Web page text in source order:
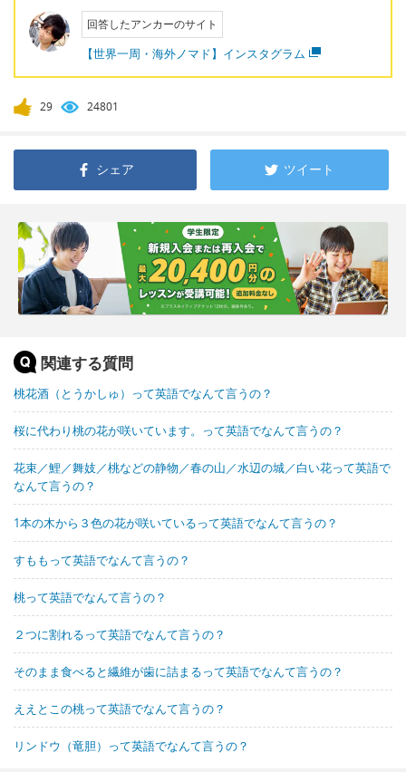
回答したアンカーのサイト
【世界一周・海外ノマド】インスタグラム
29 24801
シェア ツイート
関連する質問
桃花酒（とうかしゅ）って英語でなんて言うの？
桜に代わり桃の花が咲いています。って英語でなんて言うの？
花束／鯉／舞妓／桃などの静物／春の山／水辺の城／白い花って英語で
なんて言うの？
1本の木から３色の花が咲いているって英語でなんて言うの？
すももって英語でなんて言うの？
桃って英語でなんて言うの？
２つに割れるって英語でなんて言うの？
そのまま食べると繊維が歯に詰まるって英語でなんて言うの？
ええとこの桃って英語でなんて言うの？
リンドウ（竜胆）って英語でなんて言うの？